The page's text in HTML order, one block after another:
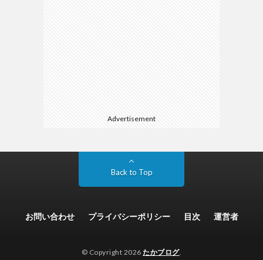
Advertisement
Back to Top
お問い合わせ プライバシーポリシー 目次 運営者
© Copyright 2026たかブログ.